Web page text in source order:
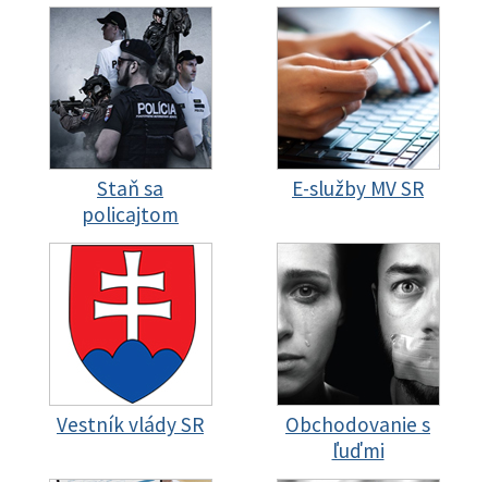
Staň sa
policajtom
E-služby MV SR
Vestník vlády SR
Obchodovanie s
ľuďmi